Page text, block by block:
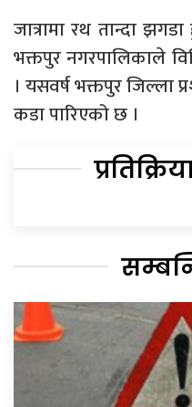
जात्रामा रथ तान्दा
भक्तपुर नगरपालिकाले
। यसवर्ष भक्तपुर जिल्ला
कडा पारिएको छ ।